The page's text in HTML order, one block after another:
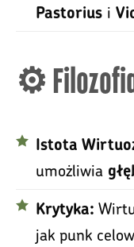
Pastorius i
⚙️
Istota
umożliwia
Krytyka:
jak punk